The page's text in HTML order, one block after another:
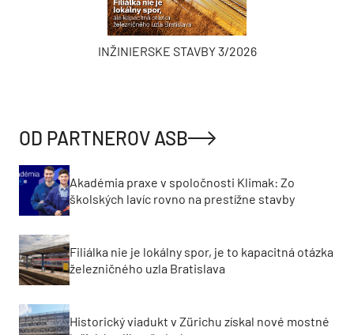
INŽINIERSKE STAVBY 3/2026
OD PARTNEROV ASB
Akadémia praxe v spoločnosti Klimak: Zo
školských lavíc rovno na prestížne stavby
Filiálka nie je lokálny spor, je to kapacitná otázka
železničného uzla Bratislava
Historický viadukt v Zürichu získal nové mostné